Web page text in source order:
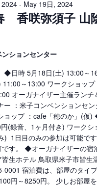
香咲弥須子 山
- May 19日, 2024
ションセンター
◆日時 5月18日(土) 13:00～
11:00～13:00 ワークショッ
オーガナイザー主催ラン
ー ：米子コンベンションセ
ョップ ：cafe「穂のか」(仮)
(録音、1ヶ月付き) ワークシ
) 1日目のみの参加は可能で
です。 ◆オーガナイザーの宿
皆生ホテル 鳥取県米子市皆生
0001 宿泊費は、部屋のタイ
円～8250円。 少しお部屋を